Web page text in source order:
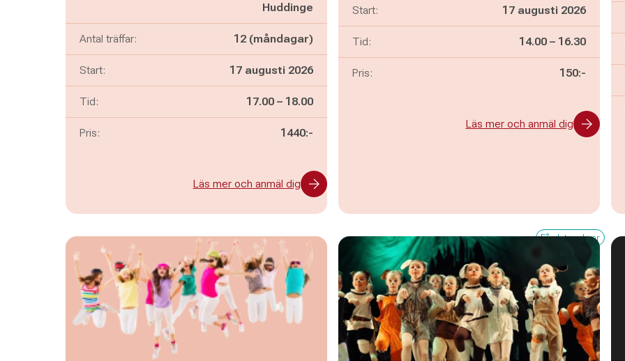
Huddinge
Antal träffar: 12 (måndagar)
Start: 17 augusti 2026
Tid: Pågår mellan
17.00 – och
18.00
Pris: 1440:-
Läs mer och anmäl dig
Start: 17 augusti 2026
Tid: Pågår mellan
14.00 – och
16.30
Pris: 150:-
Läs mer och anmäl dig
Få platser kvar